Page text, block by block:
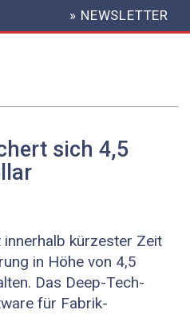
HEADER
MENU
» NEWSLETTER
sich 4,5
kürzester Zeit
in Höhe von 4,5
Das Deep-Tech-
für Fabrik-